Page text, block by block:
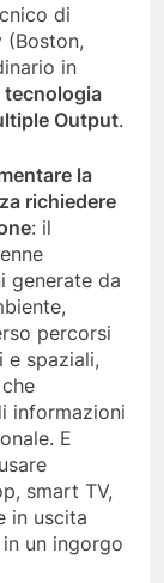
di
(Boston,
in
tecnologia
Output.
la
richiedere
: il
generate da
percorsi
e spaziali,
informazioni
E
smart TV,
in uscita
un ingorgo